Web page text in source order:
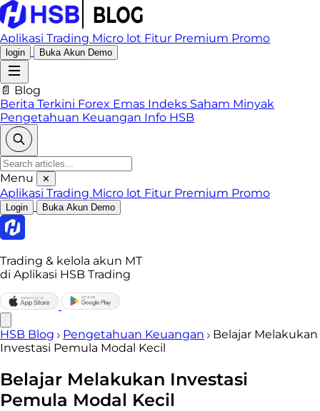
Aplikasi Trading Micro lot Fitur Premium Promo
login Buka Akun Demo
📄 Blog
Berita Terkini Forex Emas Indeks Saham Minyak
Pengetahuan Keuangan Info HSB
Menu ✕
Aplikasi Trading Micro lot Fitur Premium Promo
Login Buka Akun Demo
Trading & kelola akun MT
di Aplikasi HSB Trading
HSB Blog Pengetahuan Keuangan
Belajar Melakukan
Investasi Pemula Modal Kecil
Belajar Melakukan Investasi
Pemula Modal Kecil